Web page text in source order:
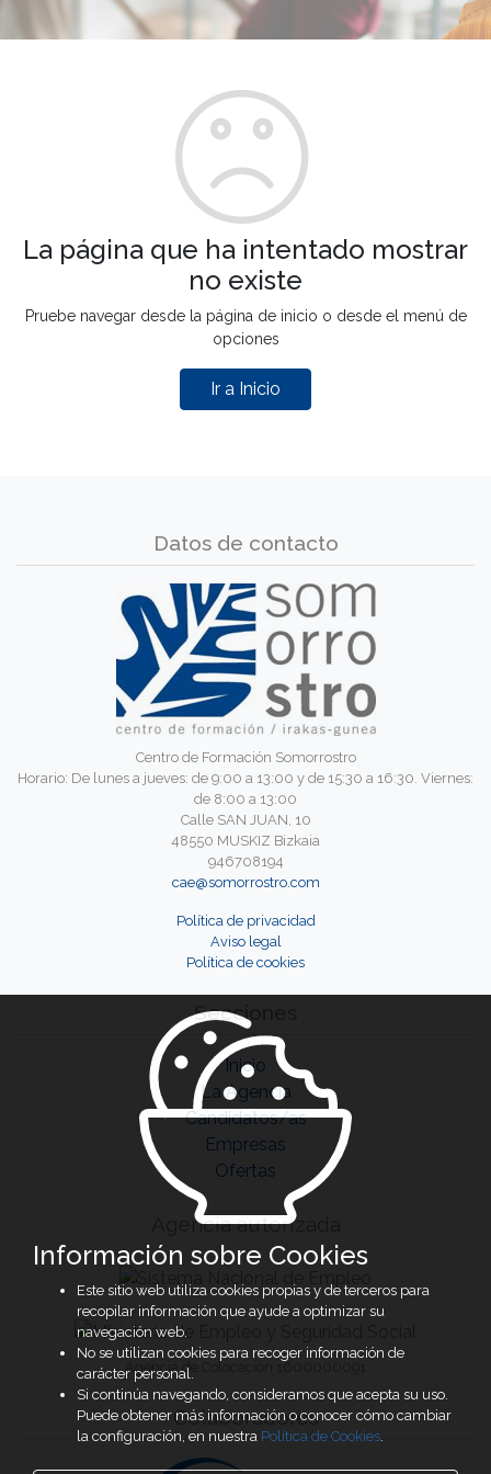
La página que ha intentado mostrar
no existe
Pruebe navegar desde la página de inicio o desde el menú de
opciones
Ir a Inicio
Datos de contacto
Centro de Formación Somorrostro
Horario: De lunes a jueves: de 9:00 a 13:00 y de 15:30 a 16:30. Viernes:
de 8:00 a 13:00
Calle SAN JUAN, 10
48550 MUSKIZ Bizkaia
946708194
cae@somorrostro.com
Política de privacidad
Aviso legal
Política de cookies
Secciones
Inicio
La Agencia
Candidatos/as
Empresas
Ofertas
Agencia autorizada
Agencia de Colocación 1600000091
Colaboradores
Información sobre Cookies
Este sitio web utiliza cookies propias y de terceros para
recopilar información que ayude a optimizar su
navegación web.
No se utilizan cookies para recoger información de
carácter personal.
Si continúa navegando, consideramos que acepta su uso.
Puede obtener más información o conocer cómo cambiar
la configuración, en nuestra Política de Cookies.